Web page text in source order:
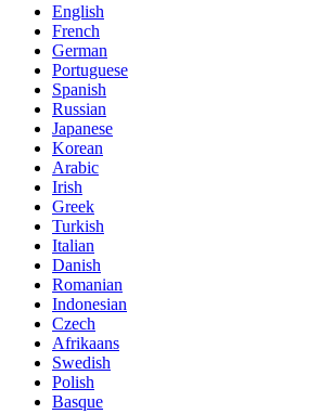
English
French
German
Portuguese
Spanish
Russian
Japanese
Korean
Arabic
Irish
Greek
Turkish
Italian
Danish
Romanian
Indonesian
Czech
Afrikaans
Swedish
Polish
Basque